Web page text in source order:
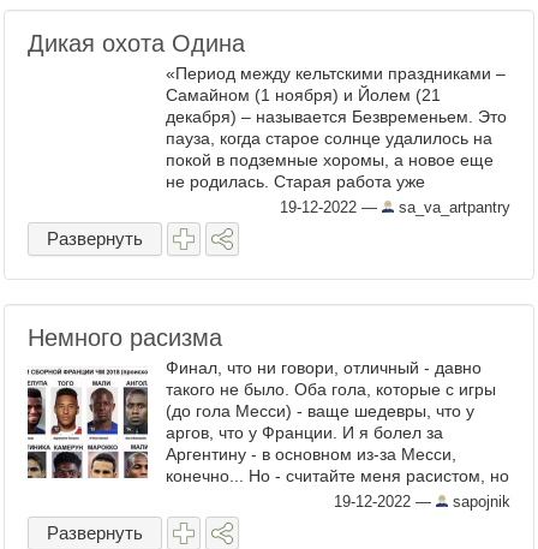
Дикая охота Одина
«Период между кельтскими праздниками –
Самайном (1 ноября) и Йолем (21
декабря) – называется Безвременьем. Это
пауза, когда старое солнце удалилось на
покой в подземные хоромы, а новое еще
не родилась. Старая работа уже
завершена, для новой еще не пришло
время. Наступила пора Дикой ...
19-12-2022 — sa_va_artpantry
Развернуть
Немного расизма
Финал, что ни говори, отличный - давно
такого не было. Оба гола, которые с игры
(до гола Месси) - ваще шедевры, что у
аргов, что у Франции. И я болел за
Аргентину - в основном из-за Месси,
конечно... Но - считайте меня расистом, но
я доволен поражением Франции во
многом по расистским, ...
19-12-2022 — sapojnik
Развернуть